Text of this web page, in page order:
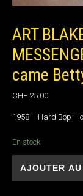
ART
came
CHF 25.00
1958 – Hard Bop –
En stock
quantité de ART
AJOUTER